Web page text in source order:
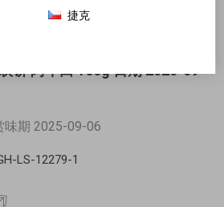
饼 阿华田 160g 日期 2025-09-
味期 2025-09-06
LS-12279-1
捷克